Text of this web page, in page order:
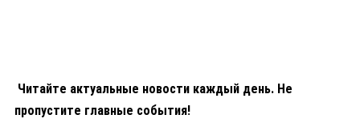
Читайте актуальные новости каждый день. Не
пропустите главные события!